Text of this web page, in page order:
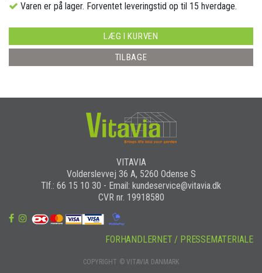
Varen er på lager. Forventet leveringstid op til 15 hverdage.
LÆG I KURVEN
TILBAGE
VITAVIA
Volderslevvej 36 A, 5260 Odense S
Tlf.: 66 15 10 30 - Email: kundeservice@vitavia.dk
CVR nr. 19918580
COPYRIGHT © VITAVIA DANMARK
FORHANDLERNET / PRESSEMATERIALE